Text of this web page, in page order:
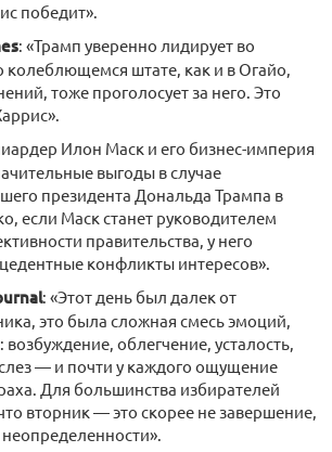
победит».
: «Трамп уверенно лидирует во
колеблющемся штате, как и в Огайо,
тоже проголосует за него. Это
Илон Маск и его бизнес-империя
выгоды в случае
президента Дональда Трампа в
если Маск станет руководителем
правительства, у него
конфликты интересов».
: «Этот день был далек от
это была сложная смесь эмоций,
возбуждение, облегчение, усталость,
— и почти у каждого ощущение
Для большинства избирателей
вторник — это скорее не завершение,